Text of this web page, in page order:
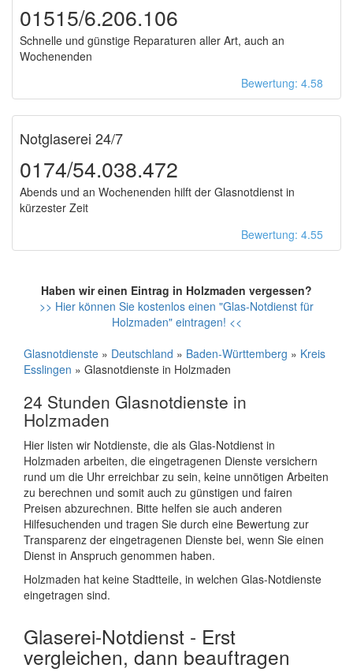
01515/6.206.106
Schnelle und günstige Reparaturen aller Art, auch an
Wochenenden
Bewertung: 4.58
Notglaserei 24/7
0174/54.038.472
Abends und an Wochenenden hilft der Glasnotdienst in
kürzester Zeit
Bewertung: 4.55
Haben wir einen Eintrag in Holzmaden vergessen?
>> Hier können Sie kostenlos einen "Glas-Notdienst für
Holzmaden" eintragen! <<
Glasnotdienste » Deutschland » Baden-Württemberg » Kreis
Esslingen » Glasnotdienste in Holzmaden
24 Stunden Glasnotdienste in
Holzmaden
Hier listen wir Notdienste, die als Glas-Notdienst in
Holzmaden arbeiten, die eingetragenen Dienste versichern
rund um die Uhr erreichbar zu sein, keine unnötigen Arbeiten
zu berechnen und somit auch zu günstigen und fairen
Preisen abzurechnen. Bitte helfen sie auch anderen
Hilfesuchenden und tragen Sie durch eine Bewertung zur
Transparenz der eingetragenen Dienste bei, wenn Sie einen
Dienst in Anspruch genommen haben.
Holzmaden hat keine Stadtteile, in welchen Glas-Notdienste
eingetragen sind.
Glaserei-Notdienst - Erst
vergleichen, dann beauftragen